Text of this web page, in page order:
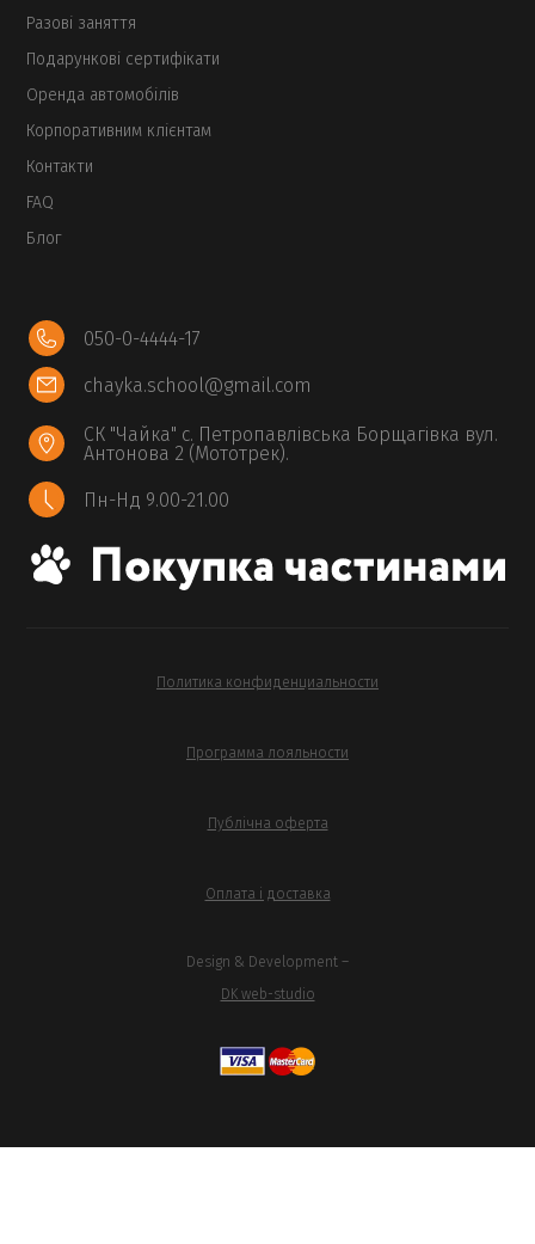
Разові заняття
Подарункові сертифікати
Оренда автомобілів
Корпоративним клієнтам
Контакти
FAQ
Блог
050-0-4444-17
chayka.school@gmail.com
СК "Чайка" с. Петропавлівська Борщагівка вул.
Антонова 2 (Мототрек).
Пн-Нд 9.00-21.00
Политика конфиденциальности
Программа лояльности
Публічна оферта
Оплата і доставка
Design & Development –
DK web-studio